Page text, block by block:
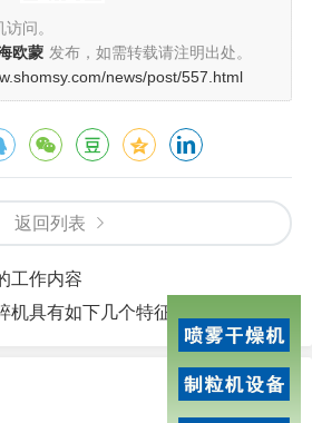
问。
海欧蒙 发布，如需转载请注明出处。
news/post/557.html
返回列表
工作内容
机具有如下几个特征